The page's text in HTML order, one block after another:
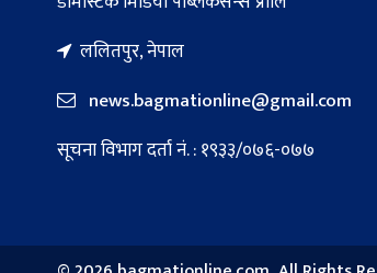
ललितपुर, नेपाल
news.bagmationline@gmail.com
सूचना विभाग दर्ता नं. : १९३३/०७६-०७७